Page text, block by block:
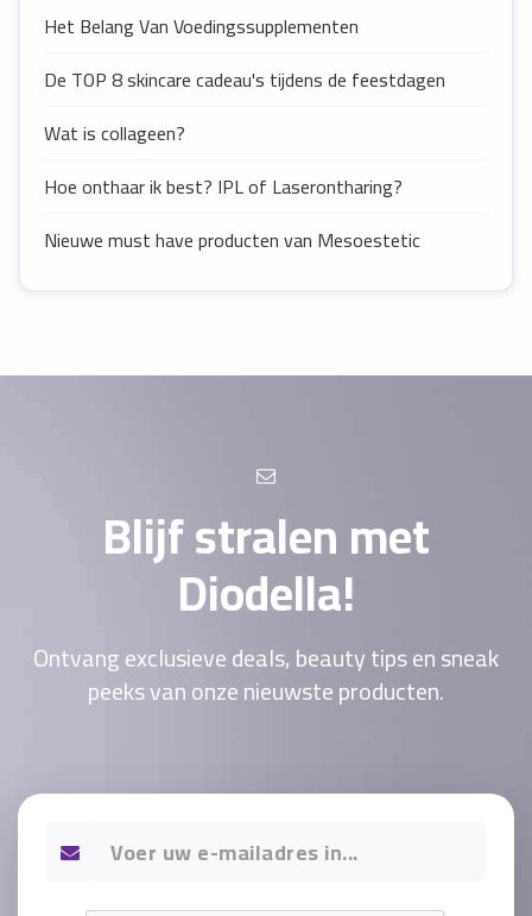
Het Belang Van Voedingssupplementen
De TOP 8 skincare cadeau's tijdens de feestdagen
Wat is collageen?
Hoe onthaar ik best? IPL of Laserontharing?
Nieuwe must have producten van Mesoestetic
Blijf stralen met
Diodella!
Ontvang exclusieve deals, beauty tips en sneak
peeks van onze nieuwste producten.